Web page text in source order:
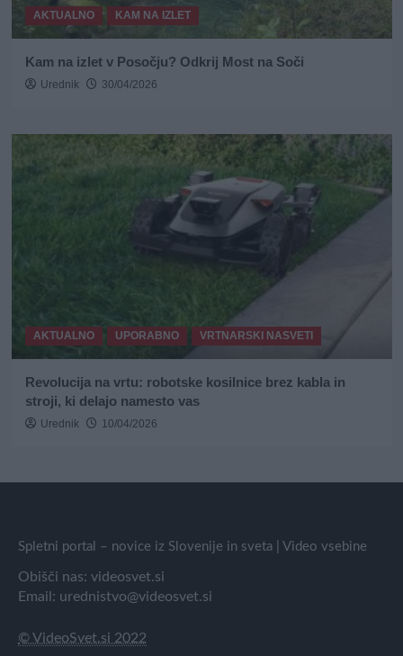
AKTUALNO KAM NA IZLET
Kam na izlet v Posočju? Odkrij Most na Soči
Urednik 30/04/2026
AKTUALNO UPORABNO VRTNARSKI NASVETI
Revolucija na vrtu: robotske kosilnice brez kabla in
stroji, ki delajo namesto vas
Urednik 10/04/2026
Spletni portal – novice iz Slovenije in sveta | Video vsebine
Obišči nas: videosvet.si
Email: urednistvo@videosvet.si
© VideoSvet.si 2022